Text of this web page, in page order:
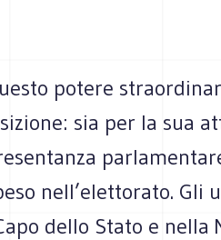
potere
sia per la sua
nell’elettorato.
dello Stato e